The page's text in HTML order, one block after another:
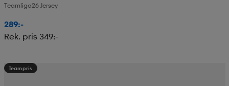
Teamliga26 Jersey
289:-
Rek. pris 349:-
Teampris